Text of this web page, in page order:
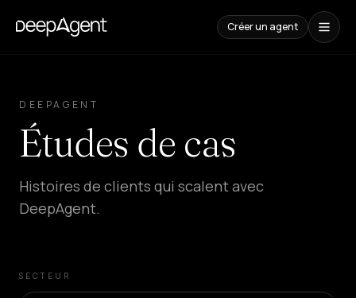
Créer un agent
cas
CONTENUS
Comparatif
d'outils
IA
cas
DEEPAGENT
Études de cas
Histoires de clients qui scalent avec
DeepAgent.
SECTEUR